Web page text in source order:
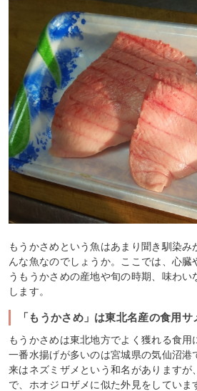
もうかさめという魚はあまり聞き馴染み
んな魚なのでしょうか。ここでは、心臓
うもうかさめの産地や旬の時期、味わい
します。
「もうかさめ」は東北名産の食用サ
もうかさめは東北地方でよく獲れる食用
一番水揚げが多いのは宮城県の気仙沼港
来はネズミザメという和名があります
で、ホオジロザメに似た外見をしていま